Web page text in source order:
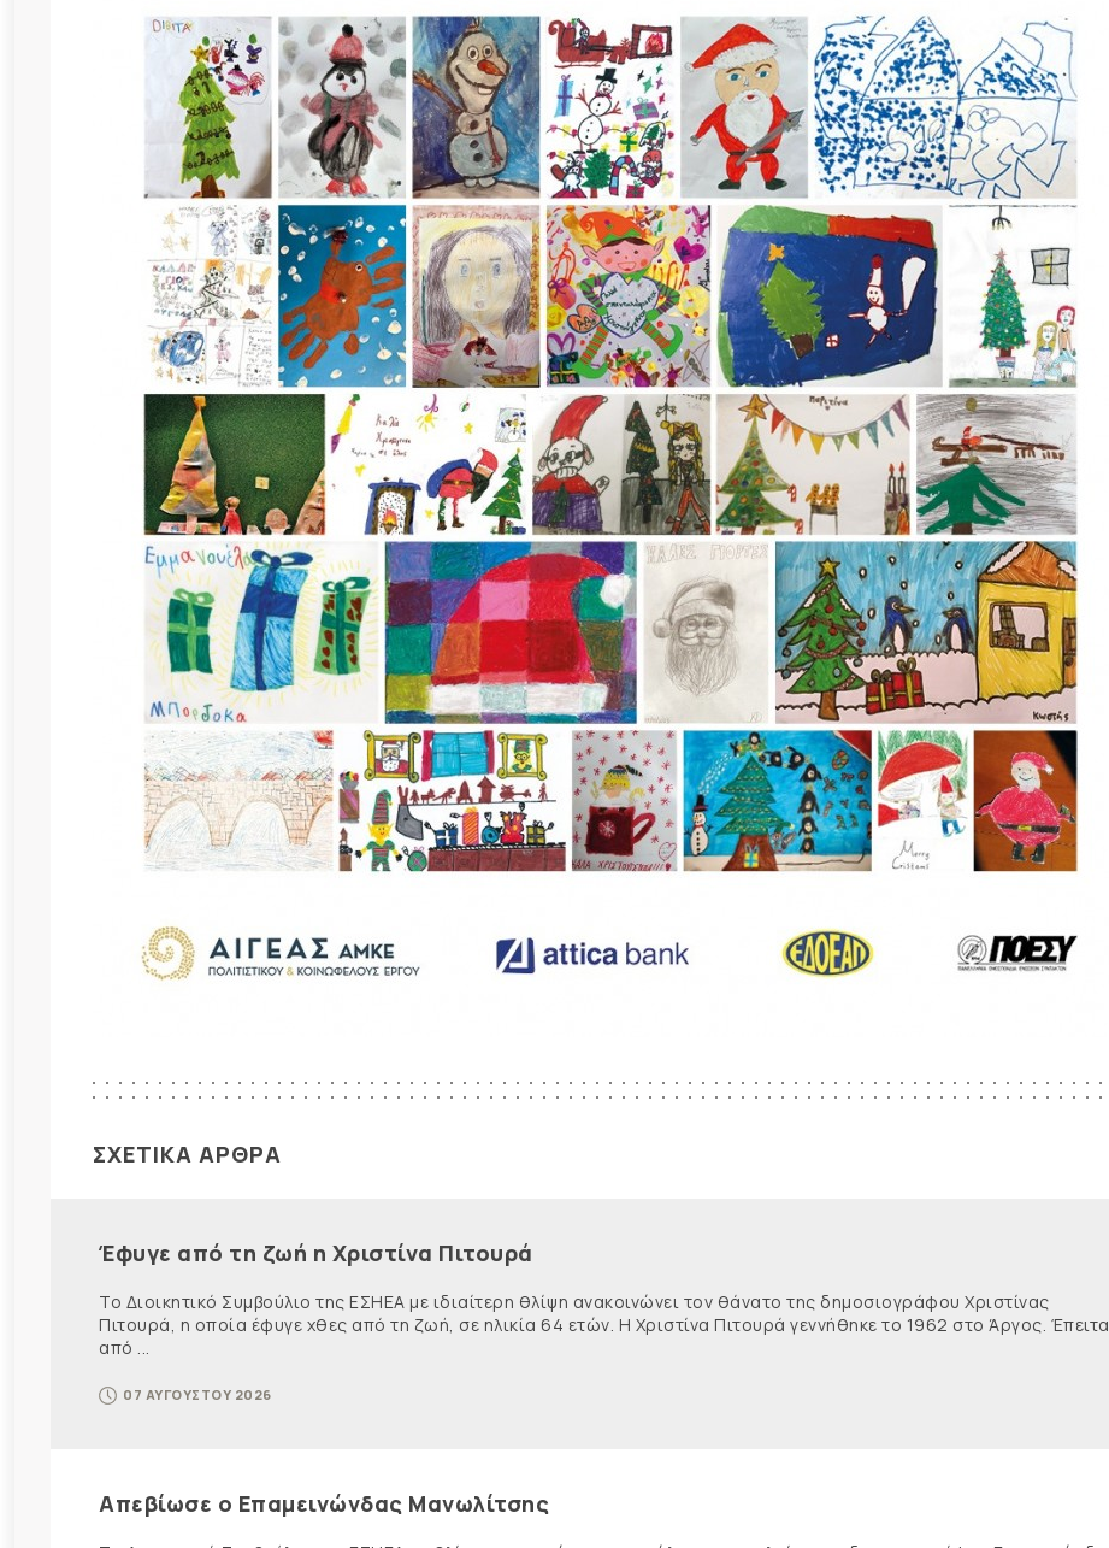
ΣΧΕΤΙΚΑ ΑΡΘΡΑ
Έφυγε από τη ζωή η Χριστίνα Πιτουρά
Το Διοικητικό Συμβούλιο της ΕΣΗΕΑ με ιδιαίτερη θλίψη ανακοινώνει τον θάνατο της δημοσιογράφου Χριστίνας
Πιτουρά, η οποία έφυγε χθες από τη ζωή, σε ηλικία 64 ετών. Η Χριστίνα Πιτουρά γεννήθηκε το 1962 στο Άργος. Έπειτα
από ...
07 ΑΥΓΟΥΣΤΟΥ 2026
Απεβίωσε ο Επαμεινώνδας Μανωλίτσης